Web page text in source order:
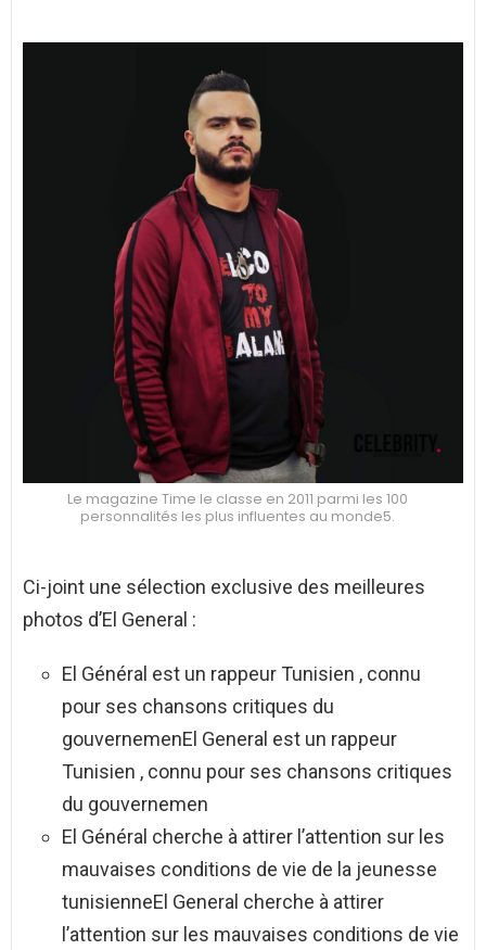
Le magazine Time le classe en 2011 parmi les 100
personnalités les plus influentes au monde5.
Ci-joint une sélection exclusive des meilleures
photos d’El General :
El Général est un rappeur Tunisien , connu
pour ses chansons critiques du
gouvernemenEl General est un rappeur
Tunisien , connu pour ses chansons critiques
du gouvernemen
El Général cherche à attirer l’attention sur les
mauvaises conditions de vie de la jeunesse
tunisienneEl General cherche à attirer
l’attention sur les mauvaises conditions de vie